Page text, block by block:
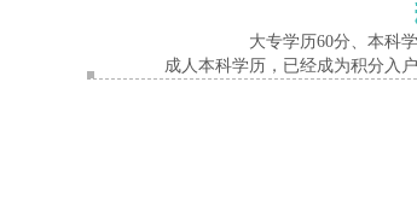
大专学历60分、本科
成人本科学历，已经成为积分入